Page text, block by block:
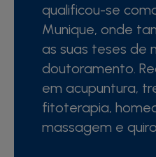
qualificou-se
Munique, onde
as suas teses de
doutoramento.
em acupuntura,
fitoterapia,
massagem e